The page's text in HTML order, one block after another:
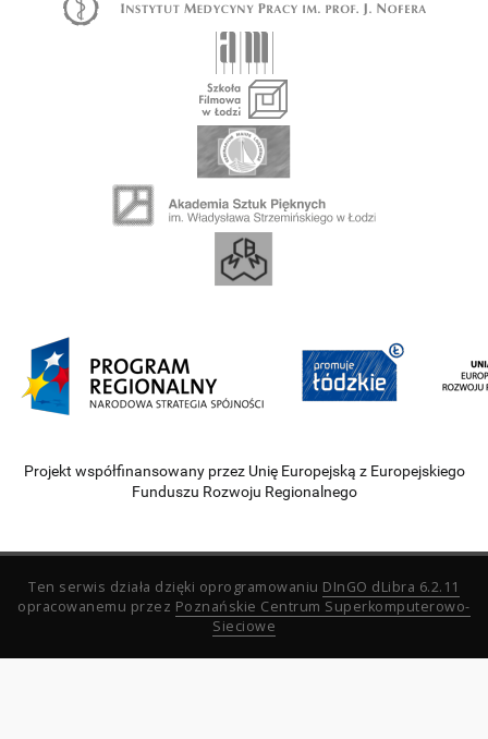
Projekt współfinansowany przez Unię Europejską z Europejskiego
Funduszu Rozwoju Regionalnego
Ten serwis działa dzięki oprogramowaniu DInGO dLibra 6.2.11
opracowanemu przez Poznańskie Centrum Superkomputerowo-
Sieciowe